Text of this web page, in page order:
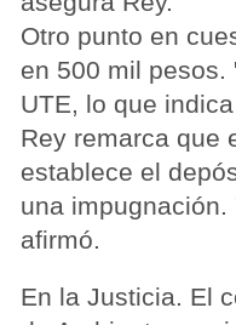
Otro punto en
en 500 mil
UTE, lo que
Rey remarca que
establece el
una
afirmó.
En la Justicia. El